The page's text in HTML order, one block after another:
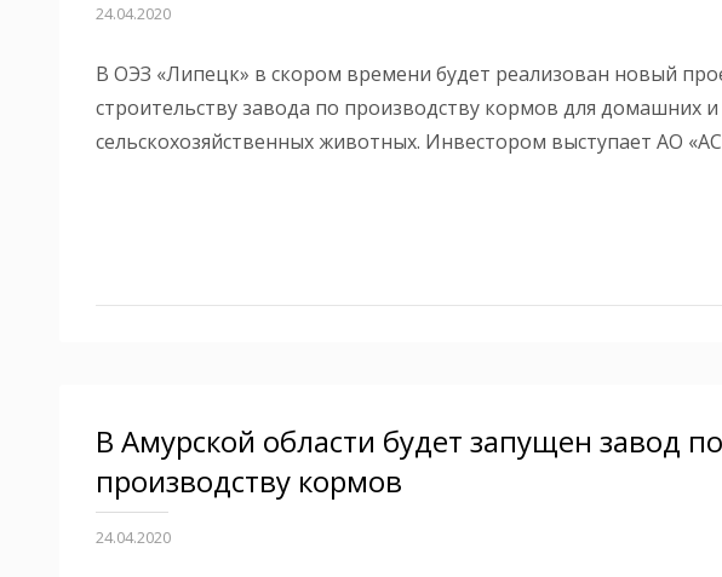
24.04.2020
В ОЭЗ «Липецк» в скором времени будет реализован новый
строительству завода по производству кормов для домашних и
сельскохозяйственных животных. Инвестором выступает АО
В Амурской области будет запущен завод по
производству кормов
24.04.2020